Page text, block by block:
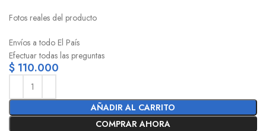
Fotos reales del producto
Envíos a todo El País
Efectuar todas las preguntas
$ 110.000
AÑADIR AL CARRITO
COMPRAR AHORA